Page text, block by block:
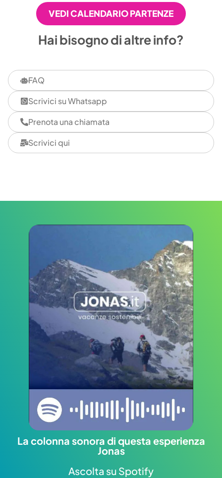
VEDI CALENDARIO PARTENZE
Hai bisogno di altre info?
FAQ
Scrivici su Whatsapp
Prenota una chiamata
Scrivici qui
La colonna sonora di questa esperienza
Jonas
Ascolta su Spotify